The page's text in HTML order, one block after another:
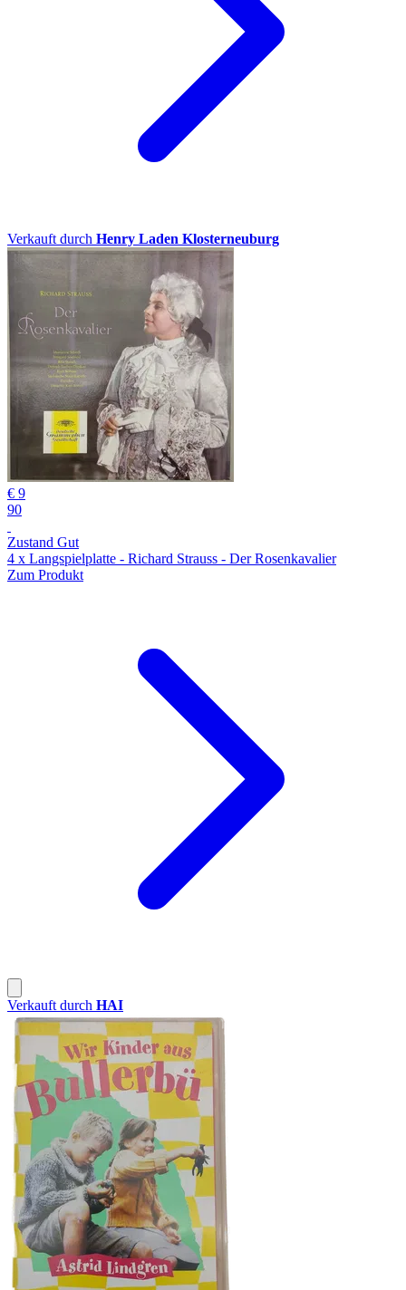
Verkauft durch Henry Laden Klosterneuburg
€ 9
90
Zustand Gut
4 x Langspielplatte - Richard Strauss - Der Rosenkavalier
Zum Produkt
Verkauft durch HAI